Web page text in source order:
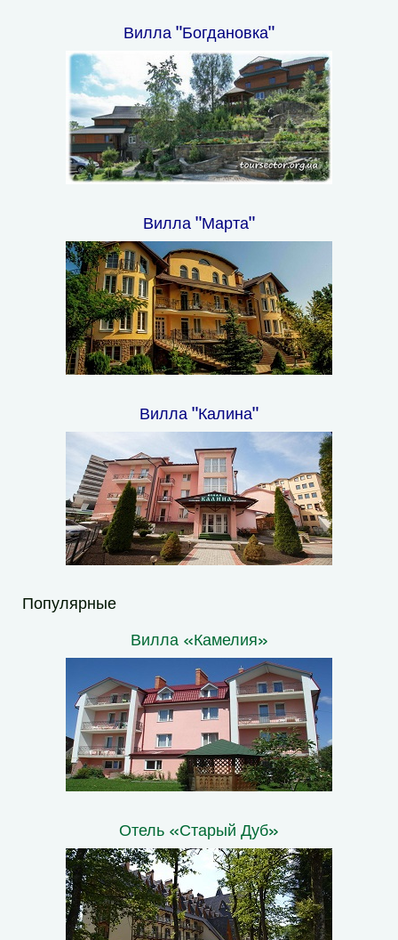
Вилла "Богдановка"
Вилла "Марта"
Вилла "Калина"
Популярные
Вилла «Камелия»
Отель «Старый Дуб»